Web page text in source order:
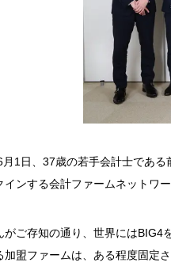
月1日、37歳の若手会計士であ
インする会計ファームネットワ
がご存知の通り、世界にはBIG4
加盟ファームは、ある程度固定